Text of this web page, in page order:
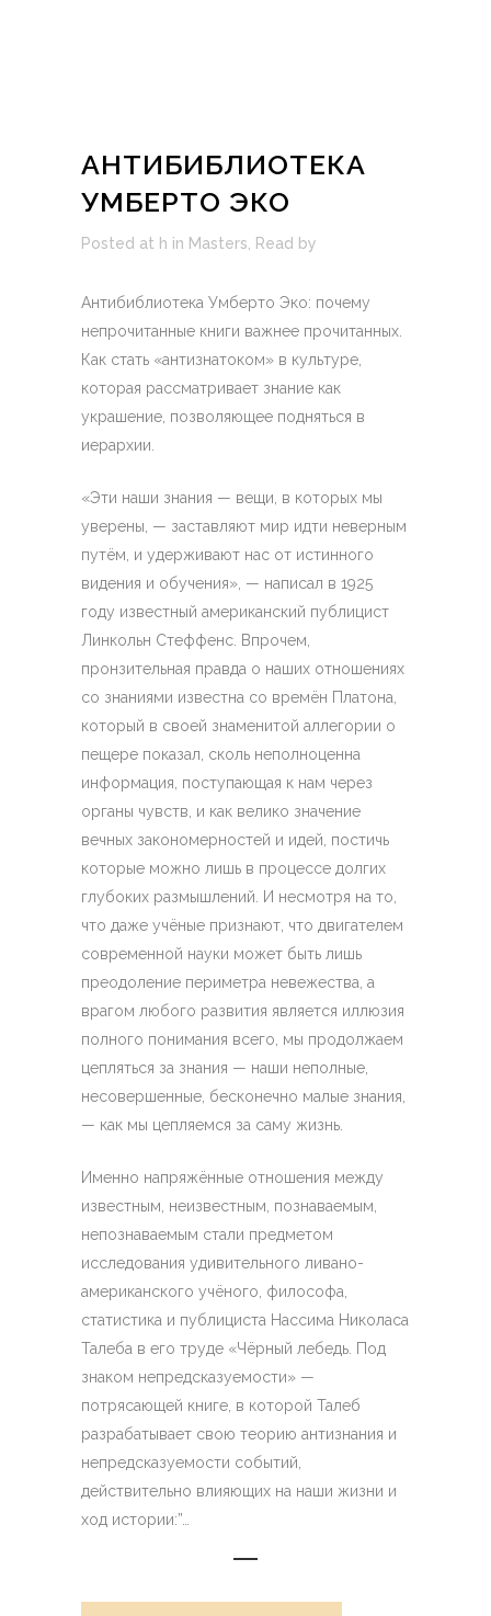
АНТИБИБЛИОТЕКА
УМБЕРТО ЭКО
Posted at h in Masters Read by
Антибиблиотека Умберто Эко: почему
непрочитанные книги важнее прочитанных.
Как стать «антизнатоком» в культуре,
которая рассматривает знание как
украшение, позволяющее подняться в
иерархии.
«Эти наши знания — вещи, в которых мы
уверены, — заставляют мир идти неверным
путём, и удерживают нас от истинного
видения и обучения», — написал в 1925
году известный американский публицист
Линкольн Стеффенс. Впрочем,
пронзительная правда о наших отношениях
со знаниями известна со времён Платона,
который в своей знаменитой аллегории о
пещере показал, сколь неполноценна
информация, поступающая к нам через
органы чувств, и как велико значение
вечных закономерностей и идей, постичь
которые можно лишь в процессе долгих
глубоких размышлений. И несмотря на то,
что даже учёные признают, что двигателем
современной науки может быть лишь
преодоление периметра невежества, а
врагом любого развития является иллюзия
полного понимания всего, мы продолжаем
цепляться за знания — наши неполные,
несовершенные, бесконечно малые знания,
— как мы цепляемся за саму жизнь.
Именно напряжённые отношения между
известным, неизвестным, познаваемым,
непознаваемым стали предметом
исследования удивительного ливано-
американского учёного, философа,
статистика и публициста Нассима Николаса
Талеба в его труде «Чёрный лебедь. Под
знаком непредсказуемости» —
потрясающей книге, в которой Талеб
разрабатывает свою теорию антизнания и
непредсказуемости событий,
действительно влияющих на наши жизни и
ход истории:”…